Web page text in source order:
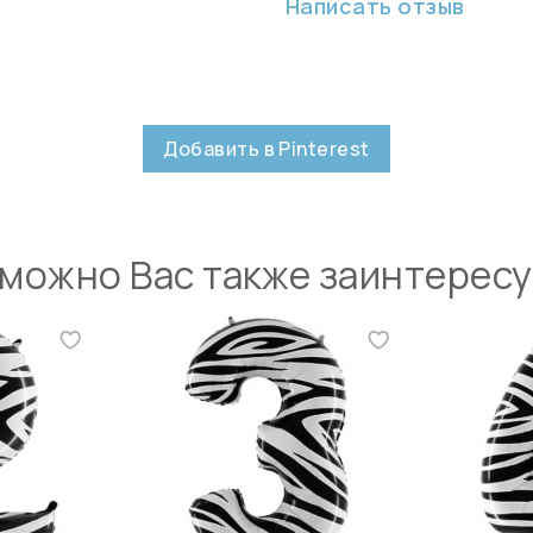
Написать отзыв
Добавить в Pinterest
Вас также